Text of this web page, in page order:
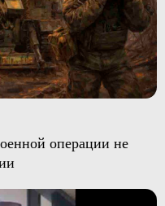
операции не